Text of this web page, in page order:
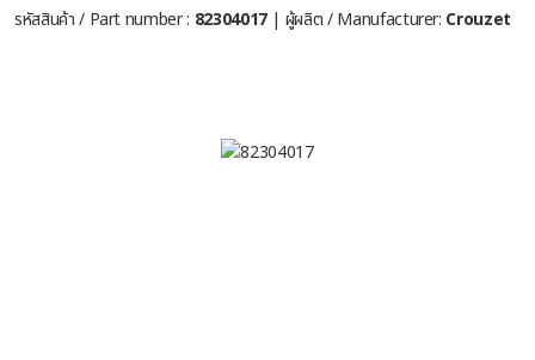
รหัสสินค้า / Part number : 82304017| ผู้ผลิต / Manufacturer: Crouzet